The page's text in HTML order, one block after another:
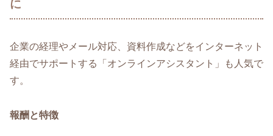
に
企業の経理やメール対応、資料作成などをインターネット
経由でサポートする「オンラインアシスタント」も人気で
す。
報酬と特徴